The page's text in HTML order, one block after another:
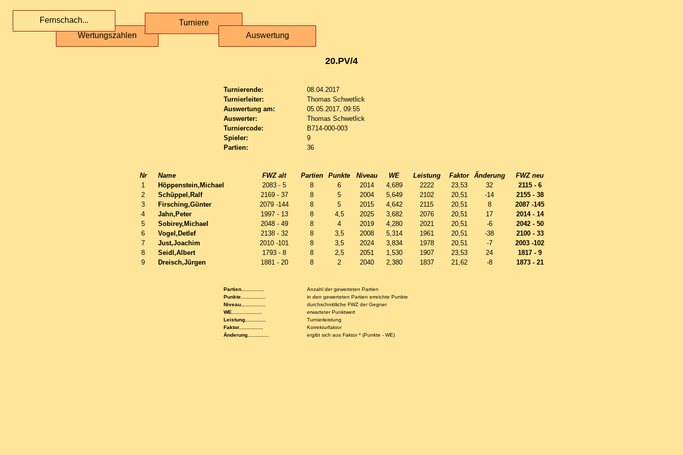
Wertungszahlen
Fernschach...
Turniere
Auswertung
20.PV/4
Turnierende:
08.04.2017
Turnierleiter:
Thomas Schwetlick
Auswertung am:
05.05.2017, 09:55
Auswerter:
Thomas Schwetlick
Turniercode:
B714-000-003
Spieler:
9
Partien:
36
Nr Name FWZ alt Partien Punkte Niveau WE Leistung Faktor Änderung
FWZ neu
1
Höppenstein,Michael 2083 - 5 8 6 2014 4,689 2222 23,53 32
2115 - 6
2
Schüppel,Ralf 2169 - 37 8 5 2004 5,649 2102 20,51 -14
2155 - 38
3
Firsching,Günter 2079 -144 8 5 2015 4,642 2115 20,51 8
2087 -145
4
Jahn,Peter 1997 - 13 8 4,5 2025 3,682 2076 20,51 17
2014 - 14
5
Sobirey,Michael 2048 - 49 8 4 2019 4,280 2021 20,51 -6
2042 - 50
6
Vogel,Detlef 2138 - 32 8 3,5 2008 5,314 1961 20,51 -38
2100 - 33
7
Just,Joachim 2010 -101 8 3,5 2024 3,834 1978 20,51 -7
2003 -102
8
Seidl,Albert 1793 - 8 8 2,5 2051 1,530 1907 23,53 24
1817 - 9
9
Dreisch,Jürgen 1881 - 20 8 2 2040 2,380 1837 21,62 -8 1873 - 21
Partien...............
Anzahl der gewerteten Partien
Punkte................
in den gewerteten Partien erreichte Punkte
Niveau................
durchschnittliche FWZ der Gegner
WE....................
erwarteter Punktwert
Leistung..............
Turnierleistung
Faktor................
Korrekturfaktor
Änderung..............
ergibt sich aus Faktor * (Punkte - WE)